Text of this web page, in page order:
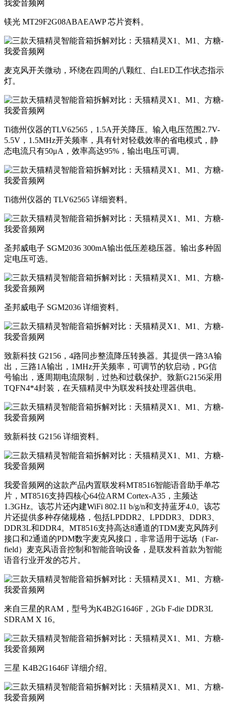
镁光 MT29F2G08ABAEAWP 芯片资料。
麦克风开关微动，环绕在四周的八颗红、白LED工作状态指示
灯。
Ti德州仪器的TLV62565，1.5A开关降压。输入电压范围2.7V-
5.5V，1.5MHz开关频率，具有针对轻载效率的省电模式，静
态电流只有50μA，效率高达95%，输出电压可调。
Ti德州仪器的 TLV62565 详细资料。
圣邦威电子 SGM2036 300mA输出低压差稳压器。输出多种固
定电压可选。
圣邦威电子 SGM2036 详细资料。
致新科技 G2156，4路同步整流降压转换器。其提供一路3A输
出，三路1A输出，1MHz开关频率，可调节的软启动，PG信
号输出，逐周期电流限制，过热和过载保护。致新G2156采用
TQFN4*4封装，在天猫精灵中为联发科技处理器供电。
致新科技 G2156 详细资料。
我爱音频网的这款产品内置联发科MT8516智能语音助手单芯
片，MT8516支持四核心64位ARM Cortex-A35，主频达
1.3GHz。该芯片还内建WiFi 802.11 b/g/n和支持蓝牙4.0。该芯
片还提供多种存储规格，包括LPDDR2、LPDDR3、DDR3、
DDR3L和DDR4。MT8516支持高达8通道的TDM麦克风阵列
接口和2通道的PDM数字麦克风接口，非常适用于远场（Far-
field）麦克风语音控制和智能音响设备，是联发科首款为智能
语音行业开发的芯片。
来自三星的RAM，型号为K4B2G1646F，2Gb F-die DDR3L
SDRAM X 16。
三星 K4B2G1646F 详细介绍。